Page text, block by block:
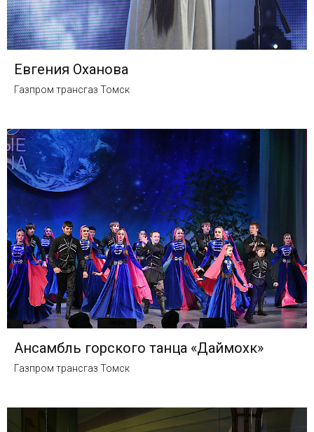
Евгения Оханова
Газпром трансгаз Томск
Ансамбль горского танца «Даймохк»
Газпром трансгаз Томск